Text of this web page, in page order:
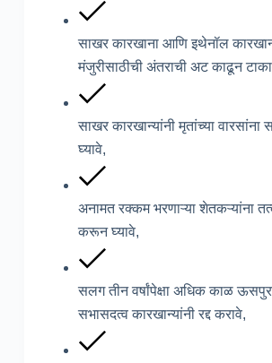
साखर कारखाना आणि इथेनॉल
मंजुरीसाठीची अंतराची अट काढून
साखर कारखान्यांनी मृतांच्या
घ्यावे,
अनामत रक्कम भरणाऱ्या शेतकऱ्यांना
करून घ्यावे,
सलग तीन वर्षांपेक्षा अधिक काळ
सभासदत्व कारखान्यांनी रद्द करावे,